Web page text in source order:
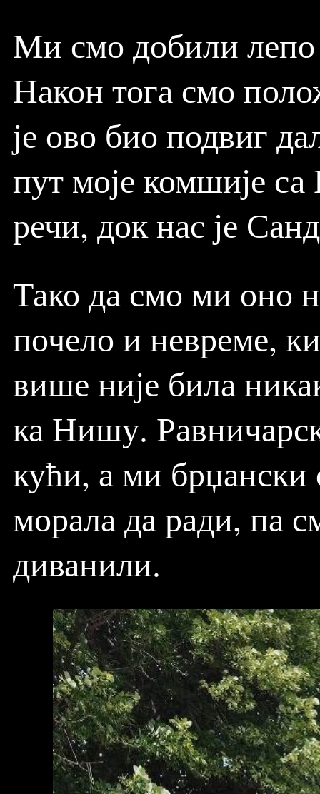
Ми смо добили
Након тога смо
је ово био подвиг
пут моје комшије
речи, док нас је
Тако да смо ми оно
почело и невреме,
више није била
ка Нишу.
кући, а ми брџански
морала да ради, па
диванили.